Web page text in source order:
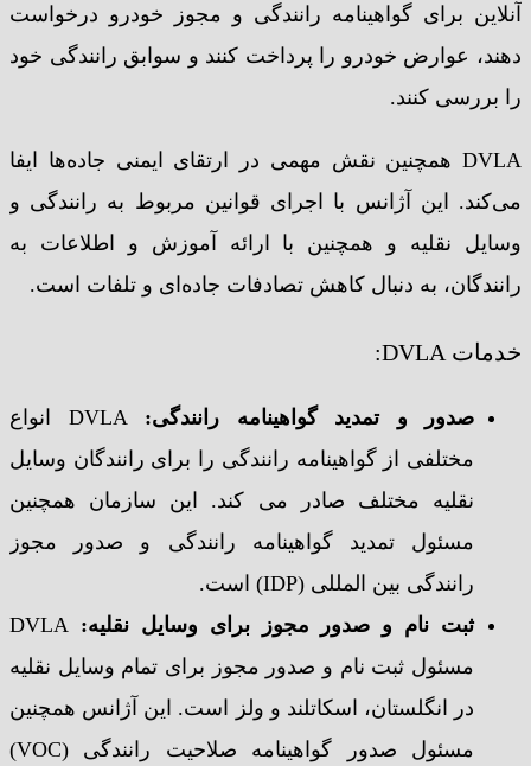
آنلاین برای گواهینامه رانندگی و مجوز خودرو درخواست
دهند، عوارض خودرو را پرداخت کنند و سوابق رانندگی خود
را بررسی کنند.
DVLA همچنین نقش مهمی در ارتقای ایمنی جاده‌ها ایفا
می‌کند. این آژانس با اجرای قوانین مربوط به رانندگی و
وسایل نقلیه و همچنین با ارائه آموزش و اطلاعات به
رانندگان، به دنبال کاهش تصادفات جاده‌ای و تلفات است.
خدمات DVLA:
صدور و تمدید گواهینامه رانندگی:
DVLA انواع
مختلفی از گواهینامه رانندگی را برای رانندگان وسایل
نقلیه مختلف صادر می کند. این سازمان همچنین
مسئول تمدید گواهینامه رانندگی و صدور مجوز
رانندگی بین المللی (IDP) است.
ثبت نام و صدور مجوز برای وسایل نقلیه:
DVLA
مسئول ثبت نام و صدور مجوز برای تمام وسایل نقلیه
در انگلستان، اسکاتلند و ولز است. این آژانس همچنین
مسئول صدور گواهینامه صلاحیت رانندگی (VOC)